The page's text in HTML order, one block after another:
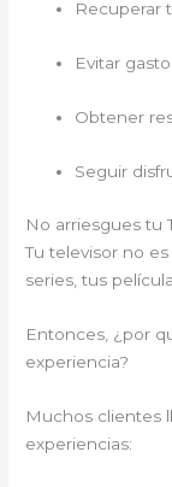
Recuperar
Evitar
Obtener
Seguir
No arriesgues tu
Tu televisor no
series, tus
Entonces, ¿por
experiencia?
Muchos clientes
experiencias: